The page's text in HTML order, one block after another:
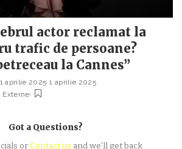
actor reclamat la
trafic de persoane?
la Cannes”
1 aprilie 2025 1 aprilie 2025
Externe
Got a Questions?
orContact us and we’ll get back